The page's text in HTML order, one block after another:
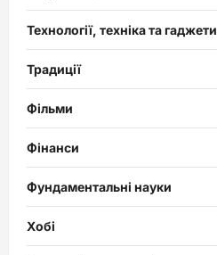
Технології, техніка та гаджети
Традиції
Фільми
Фінанси
Фундаментальні науки
Хобі